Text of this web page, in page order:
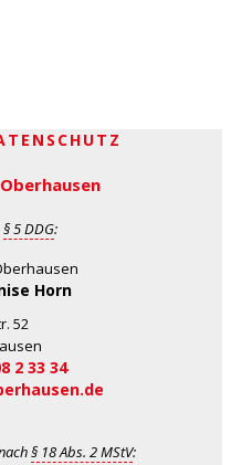
§ 5 DDG:
Horn
52
2 33 34
§ 18 Abs. 2 MStV: